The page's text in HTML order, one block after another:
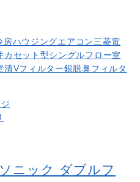
房ハウジングエアコン三菱電
カセット型シングルフロー室
清Vフィルター銀脱臭フィルタ
ニック ダブルフ